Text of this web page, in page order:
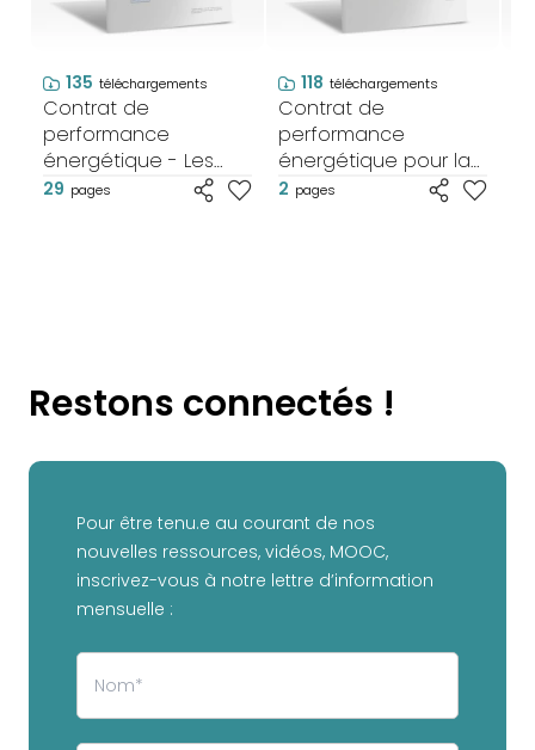
135 téléchargements
Contrat de
performance
énergétique - Les
clés pour réussir son
29 pages
118 téléchargements
Contrat de
performance
énergétique pour la
rénovation d'un
2 pages
Restons connectés !
Pour être tenu.e au courant de nos
nouvelles ressources, vidéos, MOOC,
inscrivez-vous à notre lettre d’information
mensuelle :